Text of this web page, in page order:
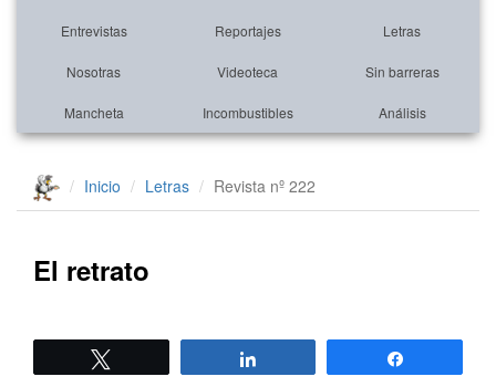
Entrevistas Reportajes Letras
Nosotras Videoteca Sin barreras
Mancheta Incombustibles Análisis
Inicio Letras Revista nº 222
El retrato